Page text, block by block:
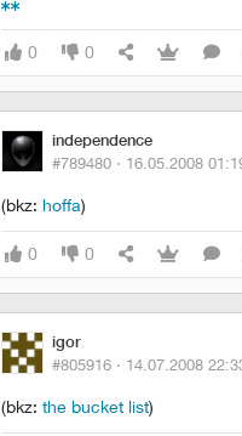
0 0
independence
#789480 · 16.05.2008
(bkz: hoffa)
0 0
igor
#805916 · 14.07.2008
(bkz: the bucket list)